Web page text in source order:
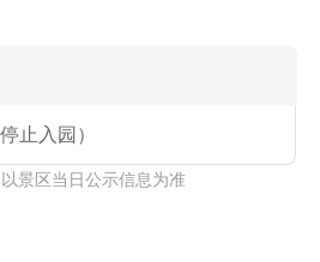
止入园）
景区当日公示信息为准